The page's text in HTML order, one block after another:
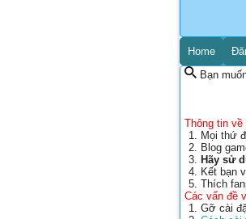
Home
Bạn
Thông tin về
Mọi thứ
Blog
Hãy sử
Kết bạn
Thích
Các vấn đề
Gỡ cài